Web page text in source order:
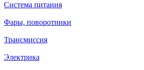
Система питания
Фары, поворотники
Трансмиссия
Электрика